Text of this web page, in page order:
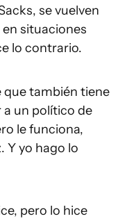
se vuelven
situaciones
lo contrario.
que también tiene
a un político de
le funciona,
Y yo hago lo
pero lo hice